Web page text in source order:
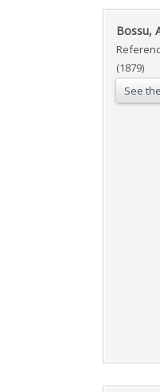
‎Bossu,
(1879)
See